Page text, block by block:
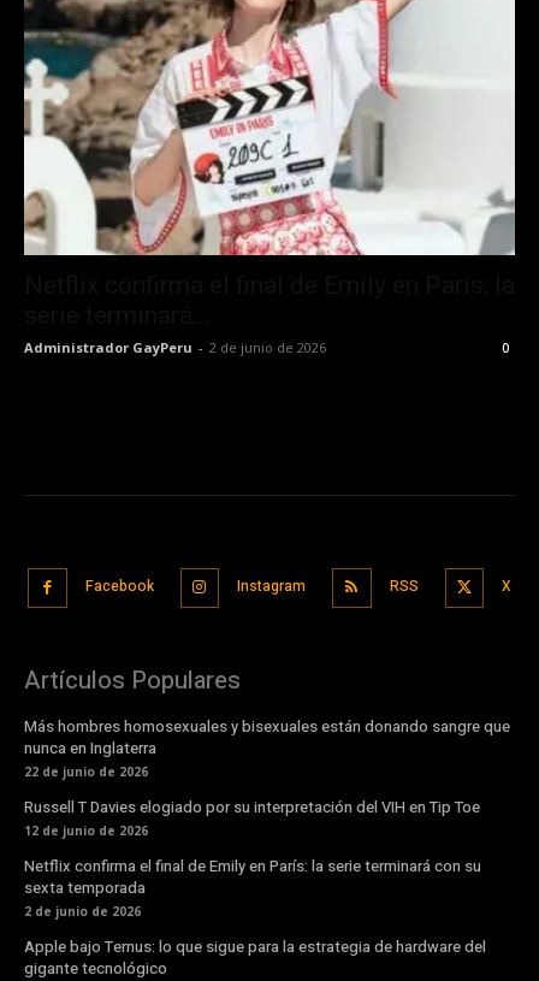
Administrador GayPeru - 2 de junio de 2026 0
Facebook Instagram RSS X
Artículos Populares
Más hombres homosexuales y bisexuales están donando sangre que
nunca en Inglaterra
22 de junio de 2026
Russell T Davies elogiado por su interpretación del VIH en Tip Toe
12 de junio de 2026
Netflix confirma el final de Emily en París: la serie terminará con su
sexta temporada
2 de junio de 2026
Apple bajo Ternus: lo que sigue para la estrategia de hardware del
gigante tecnológico